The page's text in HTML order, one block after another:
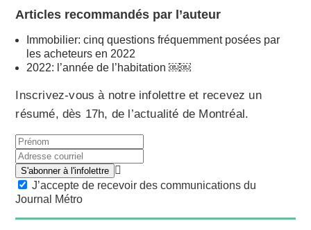
Articles recommandés par l’auteur
Immobilier: cinq questions fréquemment posées par
les acheteurs en 2022
2022: l’année de l’habitation ￼￼
Inscrivez-vous à notre infolettre et recevez un
résumé, dès 17h, de l’actualité de Montréal.
J’accepte de recevoir des communications du
Journal Métro